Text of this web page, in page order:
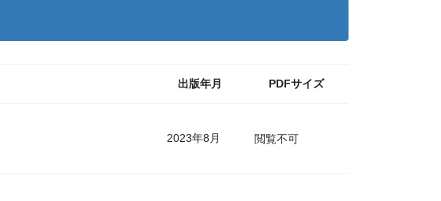
出版年月 PDFサイズ
2023年8月 閲覧不可